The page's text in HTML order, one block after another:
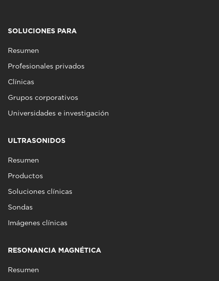
SOLUCIONES PARA
Resumen
Profesionales privados
Clínicas
Grupos corporativos
Universidades e investigación
ULTRASONIDOS
Resumen
Productos
Soluciones clínicas
Sondas
Imágenes clínicas
RESONANCIA MAGNÉTICA
Resumen